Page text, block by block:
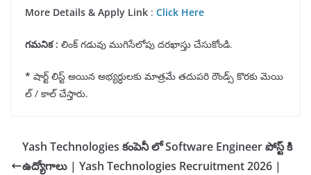
More Details & Apply Link : Click Here
గమనిక: లింక్ గడువు ముగిసేలోపు దరఖాస్తు చేసుకోండి.
* షార్ట్ లిస్ట్ అయిన అభ్యర్ధులకు మాత్రమే తదుపరి రౌండ్స్ కొరకు మెయి
ల్ / కాల్ చేస్తారు.
Yash Technologies కంపెనీ లో Software Engineer పోస్ట్ కి
ఉద్యోగాలు | Yash Technologies Recruitment 2026 |